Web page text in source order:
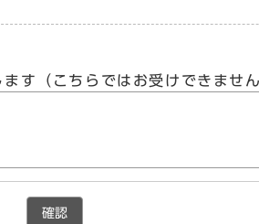
す（こちらではお受けできませ
確認